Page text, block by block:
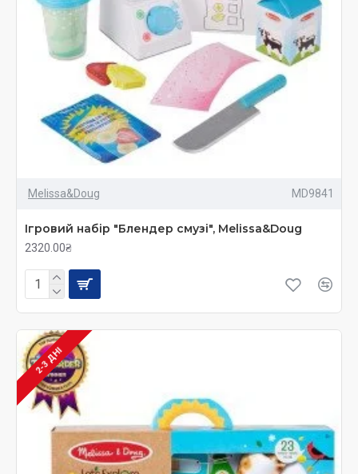
Melissa&Doug MD9841
Ігровий набір "Блендер смузі", Melissa&Doug
2320.00₴
2-3 ДНІ